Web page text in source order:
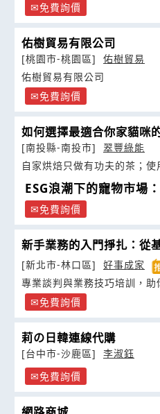
免費詢價
佑樹貿易有限公司
[桃園市-桃園區]
佑樹貿易
佑樹貿易有限公司
免費詢價
如何選擇最適合你家貓咪
[南投縣-南投市]
翠豐綠能
自家烘焙只做有功夫的茶；
ESG浪潮下的寵物市場
免費詢價
新手業務的入門掙扎：從
[新北市-林口區]
好事成家
專業談判與業務技巧培訓，助
免費詢價
莉の日韓連線代購
[台中市-沙鹿區]
李淑鈺
免費詢價